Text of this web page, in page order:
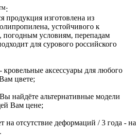
продукция изготовлена из
устойчивого к
условиям, перепадам
для сурового российского
аксессуары для любого
цвете;
найдёте альтернативные модели
Вам цене;
на отсутствие деформаций / 3 года - на